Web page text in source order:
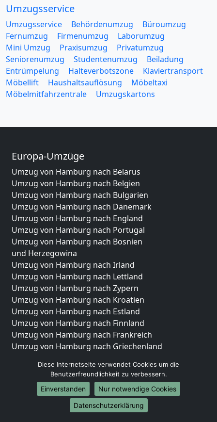
Umzugsservice
Umzugsservice Behördenumzug
Büroumzug
Fernumzug
Firmenumzug
Laborumzug
Mini Umzug
Praxisumzug
Privatumzug
Seniorenumzug
Studentenumzug
Beiladung
Entrümpelung
Halteverbotszone
Klaviertransport
Möbellift
Haushaltsauflösung
Möbeltaxi
Möbelmitfahrzentrale
Umzugskartons
Europa-Umzüge
Umzug von Hamburg nach Belarus
Umzug von Hamburg nach Belgien
Umzug von Hamburg nach Bulgarien
Umzug von Hamburg nach Dänemark
Umzug von Hamburg nach England
Umzug von Hamburg nach Portugal
Umzug von Hamburg nach Bosnien
und Herzegowina
Umzug von Hamburg nach Irland
Umzug von Hamburg nach Lettland
Umzug von Hamburg nach Zypern
Umzug von Hamburg nach Kroatien
Umzug von Hamburg nach Estland
Umzug von Hamburg nach Finnland
Umzug von Hamburg nach Frankreich
Umzug von Hamburg nach Griechenland
Umzug von Hamburg nach Liechtenstein
Umzug von Hamburg nach Luxemburg
Umzug von Hamburg nach Niederlande
Umzug von Hamburg nach Norwegen
Diese Internetseite verwendet Cookies um die
Benutzerfreundlichkeit zu verbessern.
Einverstanden
Nur notwendige Cookies
Datenschutzerklärung